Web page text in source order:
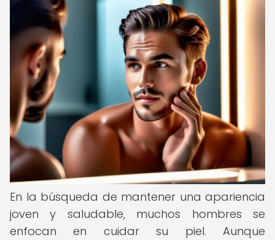
En la búsqueda de mantener una apariencia
joven y saludable, muchos hombres se
enfocan en cuidar su piel. Aunque